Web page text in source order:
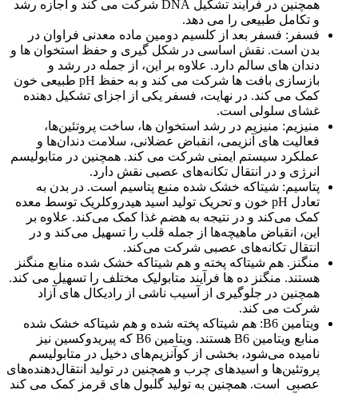
همچنین در فرآیند تشکیل DNA شرکت می کند و اجازه رشد
و تکامل طبیعی را می دهد.
فسفر: فسفر بعد از کلسیم دومین ماده معدنی فراوان در
بدن است. نقش اساسی در شکل گیری و حفظ استخوان ها و
دندان های سالم دارد. علاوه بر این، از جمله در رشد و
بازسازی بافت ها شرکت می کند و به حفظ pH طبیعی خون
کمک می کند. در نهایت، فسفر یکی از اجزای تشکیل دهنده
غشای سلولی است.
منیزیم: منیزیم در رشد استخوان ها، ساخت پروتئین‌ها،
فعالیت های آنزیمی، انقباض عضلانی، سلامت دندان‌ها و
عملکرد سیستم ایمنی شرکت می کند. همچنین در متابولیسم
انرژی و در انتقال تکانه‌های عصبی نقش دارد.
پتاسیم: شیتاکه خشک شده منبع پتاسیم است. در بدن به
تعادل pH خون و تحریک تولید اسید هیدروکلریک توسط معده
کمک می‌کند و در نتیجه به هضم غذا کمک می‌کند. علاوه بر
این، انقباض ماهیچه‌ها از جمله قلب را تسهیل می‌کند و در
انتقال تکانه‌های عصبی شرکت می‌کند.
منگنز. هم شیتاکه پخته و هم شیتاکه خشک شده منابع منگنز
هستند. منگنز ده ها فرآیند متابولیک مختلف را تسهیل می کند.
همچنین در جلوگیری از آسیب ناشی از رادیکال های آزاد
شرکت می کند.
ویتامین B6: هم شیتاکه پخته شده و هم شیتاکه خشک شده
منابع ویتامین B6 هستند. ویتامین B6 که پیریدوکسین نیز
نامیده می‌شود، بخشی از کوآنزیم‌های دخیل در متابولیسم
پروتئین‌ها و اسیدهای چرب و همچنین در تولید انتقال‌دهنده‌های
عصبی است. همچنین به تولید گلبول های قرمز کمک می کند